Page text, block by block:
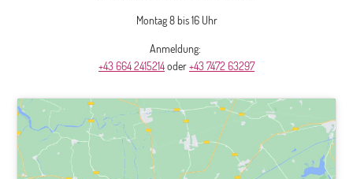
Montag 8 bis 16 Uhr
Anmeldung:
+43 664 2415214oder+43 7472 63297